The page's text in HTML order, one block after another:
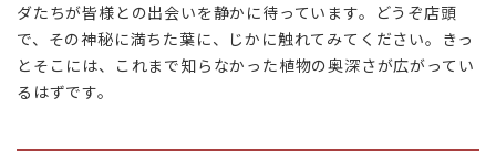
ダたちが皆様との出会いを静かに待っています。どうぞ店頭
で、その神秘に満ちた葉に、じかに触れてみてください。きっ
とそこには、これまで知らなかった植物の奥深さが広がってい
るはずです。